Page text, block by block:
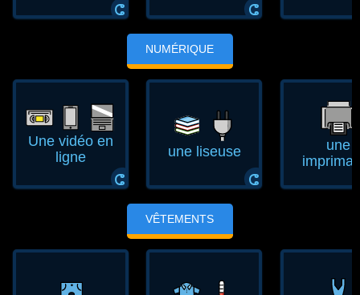
ⵛ ⵛ
NUMÉRIQUE
Une vidéo en
ligne
ⵛ
une liseuse
ⵛ
une
VÊTEMENTS